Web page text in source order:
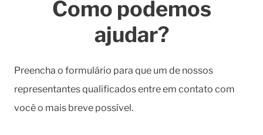
Como podemos
ajudar?
Preencha o formulário para que um de nossos
representantes qualificados entre em contato com
você o mais breve possível.